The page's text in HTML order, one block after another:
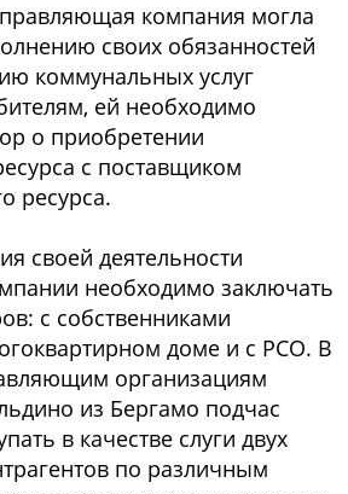
компания могла
своих обязанностей
коммунальных услуг
ей необходимо
о приобретении
с поставщиком
ресурса.
своей деятельности
необходимо заключать
с собственниками
доме и с РСО. В
организациям
из Бергамо подчас
в качестве слуги двух
по различным